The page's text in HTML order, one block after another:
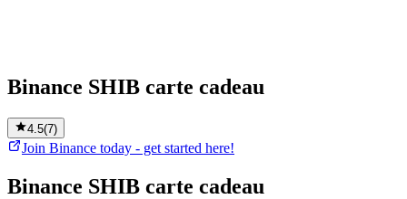
Binance SHIB carte cadeau
4.5(7)
Join Binance today - get started here!
Binance SHIB carte cadeau